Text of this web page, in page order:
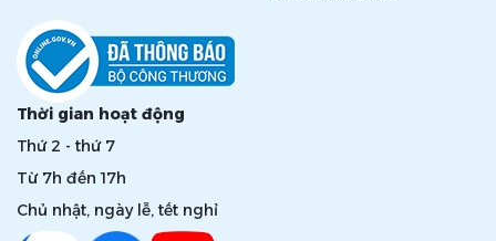
Thời gian hoạt động
Thứ 2 - thứ 7
Từ 7h đến 17h
Chủ nhật, ngày lễ, tết nghỉ